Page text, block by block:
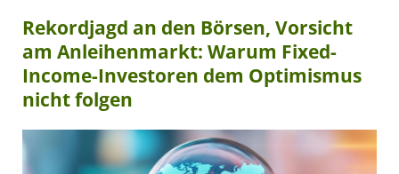
Rekordjagd an den Börsen, Vorsicht
am Anleihenmarkt: Warum Fixed-
Income-Investoren dem Optimismus
nicht folgen